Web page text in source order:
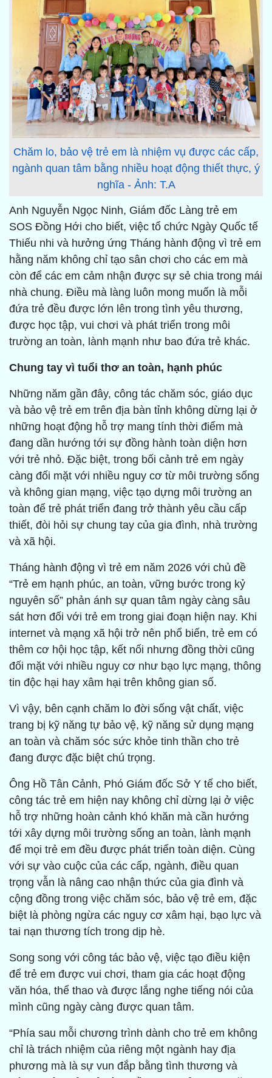
Chăm lo, bảo vệ trẻ em là nhiệm vụ được các cấp,
ngành quan tâm bằng nhiều hoạt động thiết thực, ý
nghĩa - Ảnh: T.A
Anh Nguyễn Ngọc Ninh, Giám đốc Làng trẻ em
SOS Đồng Hới cho biết, việc tổ chức Ngày Quốc tế
Thiếu nhi và hưởng ứng Tháng hành động vì trẻ em
hằng năm không chỉ tạo sân chơi cho các em mà
còn để các em cảm nhận được sự sẻ chia trong mái
nhà chung. Điều mà làng luôn mong muốn là mỗi
đứa trẻ đều được lớn lên trong tình yêu thương,
được học tập, vui chơi và phát triển trong môi
trường an toàn, lành mạnh như bao đứa trẻ khác.
Chung tay vì tuổi thơ an toàn, hạnh phúc
Những năm gần đây, công tác chăm sóc, giáo dục
và bảo vệ trẻ em trên địa bàn tỉnh không dừng lại ở
những hoạt động hỗ trợ mang tính thời điểm mà
đang dần hướng tới sự đồng hành toàn diện hơn
với trẻ nhỏ. Đặc biệt, trong bối cảnh trẻ em ngày
càng đối mặt với nhiều nguy cơ từ môi trường sống
và không gian mạng, việc tạo dựng môi trường an
toàn để trẻ phát triển đang trở thành yêu cầu cấp
thiết, đòi hỏi sự chung tay của gia đình, nhà trường
và xã hội.
Tháng hành động vì trẻ em năm 2026 với chủ đề
“Trẻ em hạnh phúc, an toàn, vững bước trong kỷ
nguyên số” phản ánh sự quan tâm ngày càng sâu
sát hơn đối với trẻ em trong giai đoạn hiện nay. Khi
internet và mạng xã hội trở nên phổ biến, trẻ em có
thêm cơ hội học tập, kết nối nhưng đồng thời cũng
đối mặt với nhiều nguy cơ như bạo lực mạng, thông
tin độc hại hay xâm hại trên không gian số.
Vì vậy, bên cạnh chăm lo đời sống vật chất, việc
trang bị kỹ năng tự bảo vệ, kỹ năng sử dụng mạng
an toàn và chăm sóc sức khỏe tinh thần cho trẻ
đang được đặc biệt chú trọng.
Ông Hồ Tân Cảnh, Phó Giám đốc Sở Y tế cho biết,
công tác trẻ em hiện nay không chỉ dừng lại ở việc
hỗ trợ những hoàn cảnh khó khăn mà cần hướng
tới xây dựng môi trường sống an toàn, lành mạnh
để mọi trẻ em đều được phát triển toàn diện. Cùng
với sự vào cuộc của các cấp, ngành, điều quan
trọng vẫn là nâng cao nhận thức của gia đình và
cộng đồng trong việc chăm sóc, bảo vệ trẻ em, đặc
biệt là phòng ngừa các nguy cơ xâm hại, bạo lực và
tai nạn thương tích trong dịp hè.
Song song với công tác bảo vệ, việc tạo điều kiện
để trẻ em được vui chơi, tham gia các hoạt động
văn hóa, thể thao và được lắng nghe tiếng nói của
mình cũng ngày càng được quan tâm.
“Phía sau mỗi chương trình dành cho trẻ em không
chỉ là trách nhiệm của riêng một ngành hay địa
phương mà là sự vun đắp bằng tình thương và